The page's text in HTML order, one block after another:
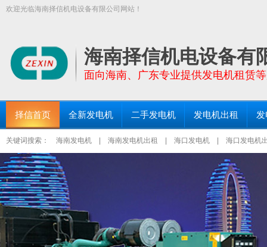
欢迎光临海南择信机电设备有限公司网站！
三亚发电机出租、琼海发电机出租等区域均设有仓库和服务点！
海南择信机电设备有
面向海南、广东专业提供发电机租赁
择信首页 全新发电机 二手发电机 发电机出租
关键词搜索： 海南发电机 海南发电机出租 海口发电机 海口发电机